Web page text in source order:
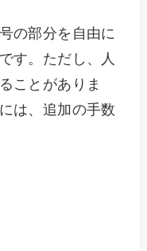
の部分を自由に
す。ただし、人
ことがありま
は、追加の手数